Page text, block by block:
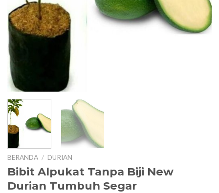
BERANDA / DURIAN
Bibit Alpukat Tanpa Biji New
Durian Tumbuh Segar